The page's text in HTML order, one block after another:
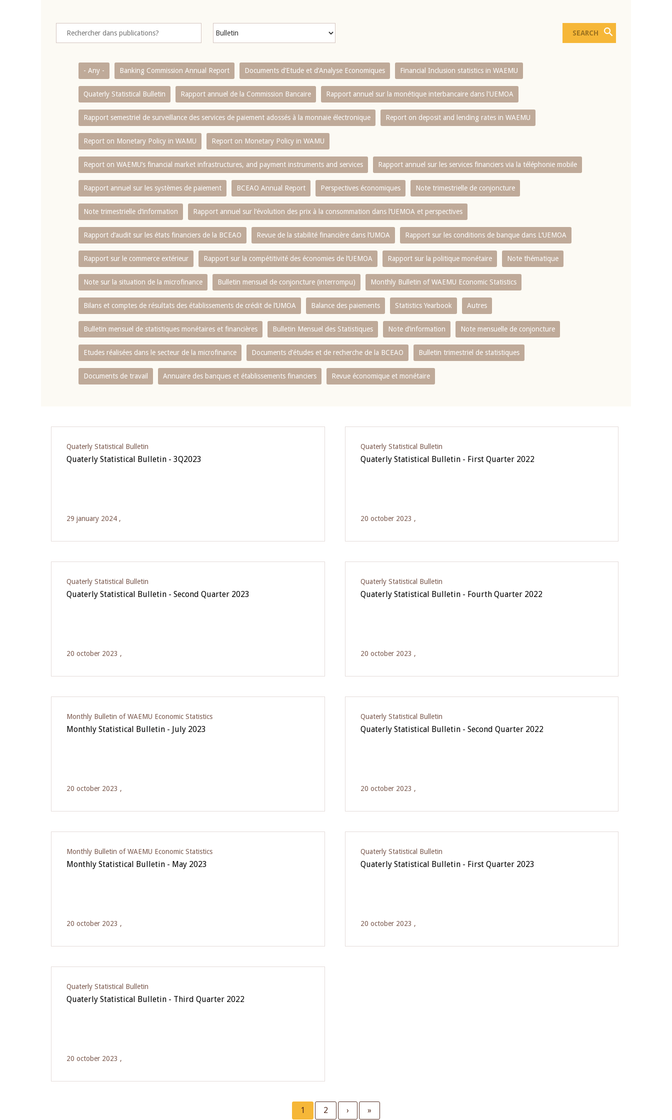
- Any - Banking Commission Annual Report Documents d’Etude et d’Analyse Economiques Financial Inclusion statistics in WAEMU
Quaterly Statistical Bulletin Rapport annuel de la Commission Bancaire Rapport annuel sur la monétique interbancaire dans l'UEMOA
Rapport semestriel de surveillance des services de paiement adossés à la monnaie électronique Report on deposit and lending rates in WAEMU
Report on Monetary Policy in WAMU Report on Monetary Policy in WAMU
Report on WAEMU’s financial market infrastructures, and payment instruments and services Rapport annuel sur les services financiers via la téléphonie mobile
Rapport annuel sur les systèmes de paiement BCEAO Annual Report Perspectives économiques Note trimestrielle de conjoncture
Note trimestrielle d‘information Rapport annuel sur l‘évolution des prix à la consommation dans l‘UEMOA et perspectives
Rapport d‘audit sur les états financiers de la BCEAO Revue de la stabilité financière dans l‘UMOA Rapport sur les conditions de banque dans L‘UEMOA
Rapport sur le commerce extérieur Rapport sur la compétitivité des économies de l‘UEMOA Rapport sur la politique monétaire Note thématique
Note sur la situation de la microfinance Bulletin mensuel de conjoncture (interrompu) Monthly Bulletin of WAEMU Economic Statistics
Bilans et comptes de résultats des établissements de crédit de l‘UMOA Balance des paiements Statistics Yearbook Autres
Bulletin mensuel de statistiques monétaires et financières Bulletin Mensuel des Statistiques Note d’information Note mensuelle de conjoncture
Etudes réalisées dans le secteur de la microfinance Documents d’études et de recherche de la BCEAO Bulletin trimestriel de statistiques
Documents de travail Annuaire des banques et établissements financiers Revue économique et monétaire
Quaterly Statistical Bulletin
Quaterly Statistical Bulletin - 3Q2023
29 january 2024 ,
Quaterly Statistical Bulletin
Quaterly Statistical Bulletin - First Quarter 2022
20 october 2023 ,
Quaterly Statistical Bulletin
Quaterly Statistical Bulletin - Second Quarter 2023
20 october 2023 ,
Quaterly Statistical Bulletin
Quaterly Statistical Bulletin - Fourth Quarter 2022
20 october 2023 ,
Monthly Bulletin of WAEMU Economic Statistics
Monthly Statistical Bulletin - July 2023
20 october 2023 ,
Quaterly Statistical Bulletin
Quaterly Statistical Bulletin - Second Quarter 2022
20 october 2023 ,
Monthly Bulletin of WAEMU Economic Statistics
Monthly Statistical Bulletin - May 2023
20 october 2023 ,
Quaterly Statistical Bulletin
Quaterly Statistical Bulletin - First Quarter 2023
20 october 2023 ,
Quaterly Statistical Bulletin
Quaterly Statistical Bulletin - Third Quarter 2022
20 october 2023 ,
Current
1 Page
2
Next
›
Last
»